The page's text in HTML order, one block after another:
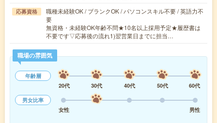
応募資格
職種未経験OK / ブランクOK / パソコンスキル不要 / 英語力不
要
無資格・未経験OK年齢不問★10名以上採用予定★履歴書は
不要です▽応募後の流れ1)翌営業日までに担当…
職場の雰囲気
年齢層
20代
30代 40代 50代
60代
男女比率
女性
男性